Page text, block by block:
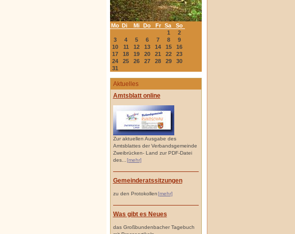
Mo Di Mi Do Fr Sa
So
1
2
3
4 5 6 7 8
9
10
11 12 13 14 15
16
17
18 19 20 21 22
23
24
25 26 27 28 29
30
31
Aktuelles
Amtsblatt online
Zur aktuellen Ausgabe des
Amtsblattes der Verbandsgemeinde
Zweibrücken- Land zur PDF-Datei
des...
[mehr]
Gemeinderatssitzungen
zu den Protokollen[mehr]
Was gibt es Neues
das Großbundenbacher Tagebuch